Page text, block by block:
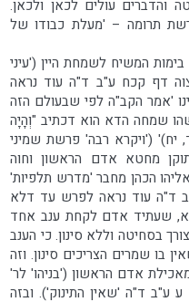
והדברים עולים לכאן ולכאן.
תרומה – 'מעלת כבודו של
המשיח לשמחת היין ('עיני
דף קכח ע"ב ד"ה עוד נראה
'אמר הקב"ה לפי שבעולם הזה
שמחה הדא הוא דכתיב "וְהָיָה
יח)' ('ויקרא רבה' פרשת שמיני
מחטא אדם הראשון וחוה
הכהן מחבר 'מדרש תלפיות'
ד"ה עוד נראה לפרש עד דלא
שעתיד אדם לקחת ענב אחד
צורך בסחיטה וללא סינון. כי הענב
בו שמרים הצריכים סינון. וזה
אדם הראשון ('בניהו' לר'
ע"ב ד"ה 'שאין התינוק'). ובזה